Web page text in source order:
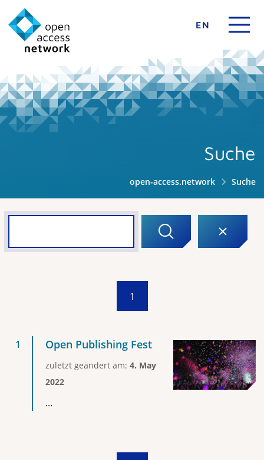
EN
Suche
open-access.network Suche
1
Open Publishing Fest
zuletzt geändert am: 4. May
2022
...